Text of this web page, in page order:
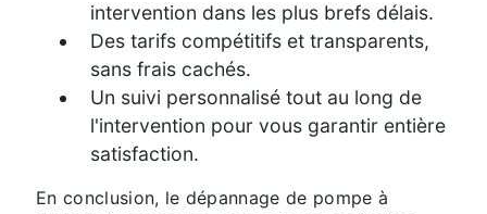
intervention dans les plus brefs délais.
Des tarifs compétitifs et transparents,
sans frais cachés.
Un suivi personnalisé tout au long de
l'intervention pour vous garantir entière
satisfaction.
En conclusion, le dépannage de pompe à